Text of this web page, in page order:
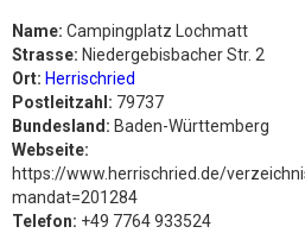
Name: Campingplatz Lochmatt
Strasse: Niedergebisbacher Str. 2
Ort: Herrischried
Postleitzahl: 79737
Bundesland: Baden-Württemberg
Webseite:
https://www.herrischried.de/
mandat=201284
Telefon: +49 7764 933524